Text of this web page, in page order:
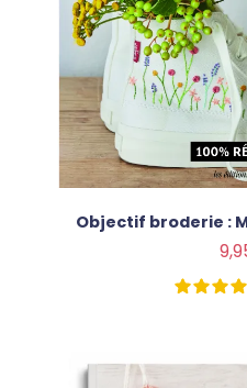
Objectif broderie :